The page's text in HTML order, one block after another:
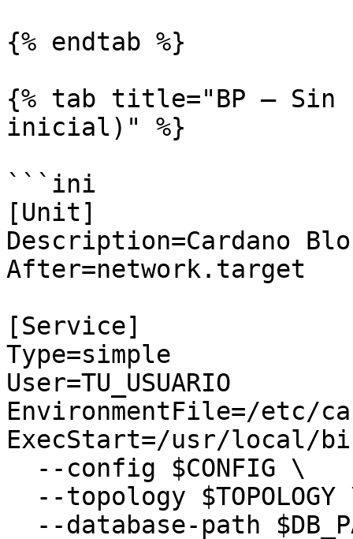
{% endtab %}
{% tab title="BP —
inicial)" %}
```ini
[Unit]
Description=Cardano
After=network.target
[Service]
Type=simple
User=TU_USUARIO
EnvironmentFile=/etc/
ExecStart=/usr/local/